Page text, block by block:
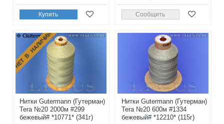
Купить Сообщить
НЕТ В НАЛИЧИИ
Нитки Gutermann (Гутерман)
Tera №20 2000м #299
бежевый# *10771* (341г)
Нитки Gutermann (Гутерман)
Tera №20 600м #1334
бежевый# *12210* (115г)